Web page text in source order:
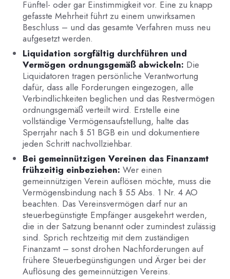
Fünftel- oder gar Einstimmigkeit vor. Eine zu knapp
gefasste Mehrheit führt zu einem unwirksamen
Beschluss – und das gesamte Verfahren muss neu
aufgesetzt werden.
Liquidation sorgfältig durchführen und
Vermögen ordnungsgemäß abwickeln: Die
Liquidatoren tragen persönliche Verantwortung
dafür, dass alle Forderungen eingezogen, alle
Verbindlichkeiten beglichen und das Restvermögen
ordnungsgemäß verteilt wird. Erstelle eine
vollständige Vermögensaufstellung, halte das
Sperrjahr nach § 51 BGB ein und dokumentiere
jeden Schritt nachvollziehbar.
Bei gemeinnützigen Vereinen das Finanzamt
frühzeitig einbeziehen: Wer einen
gemeinnützigen Verein auflösen möchte, muss die
Vermögensbindung nach § 55 Abs. 1 Nr. 4 AO
beachten. Das Vereinsvermögen darf nur an
steuerbegünstigte Empfänger ausgekehrt werden,
die in der Satzung benannt oder zumindest zulässig
sind. Sprich rechtzeitig mit dem zuständigen
Finanzamt – sonst drohen Nachforderungen auf
frühere Steuerbegünstigungen und Ärger bei der
Auflösung des gemeinnützigen Vereins.